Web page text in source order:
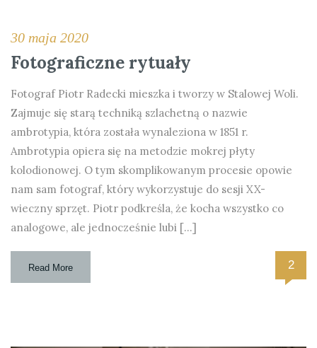
30 maja 2020
Fotograficzne rytuały
Fotograf Piotr Radecki mieszka i tworzy w Stalowej Woli.
Zajmuje się starą techniką szlachetną o nazwie
ambrotypia, która została wynaleziona w 1851 r.
Ambrotypia opiera się na metodzie mokrej płyty
kolodionowej. O tym skomplikowanym procesie opowie
nam sam fotograf, który wykorzystuje do sesji XX-
wieczny sprzęt. Piotr podkreśla, że kocha wszystko co
analogowe, ale jednocześnie lubi […]
Read More 2